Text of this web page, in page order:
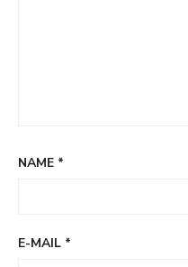
NAME *
E-MAIL *